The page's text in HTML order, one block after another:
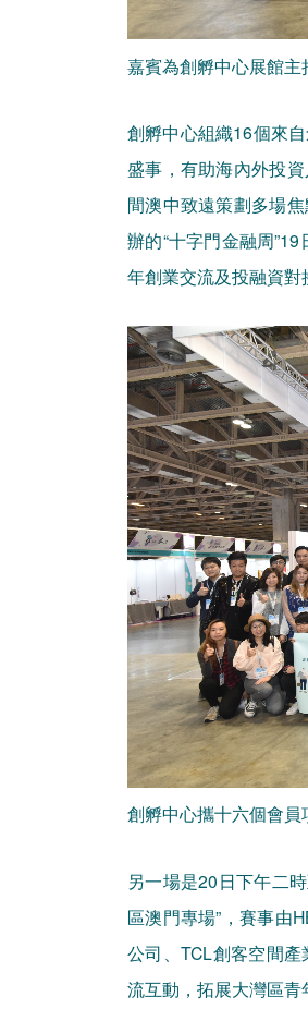
嘉賓為創孵中心展館主
創孵中心組織16個來
盛事，有助海內外投
間澳中致遠策劃多場
辦的“十字門金融周
年創業交流及投融資對
創孵中心攜十六個會
另一場是20日下午二
區澳門專場”，賽事由
公司、TCL創客空間
流互動，拓展大灣區青